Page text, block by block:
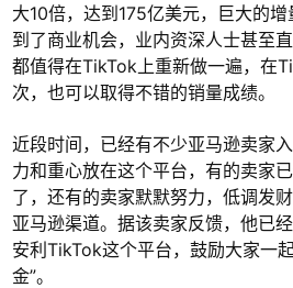
大10倍，达到175亿美元，巨大的
到了商业机会，业内资深人士甚至
都值得在TikTok上重新做一遍，在
次，也可以取得不错的销量成绩。
近段时间，已经有不少亚马逊卖家
力和重心放在这个平台，有的卖家
了，还有的卖家默默努力，低调发
亚马逊渠道。据该卖家反馈，他已
安利TikTok这个平台，鼓励大家一
金”。